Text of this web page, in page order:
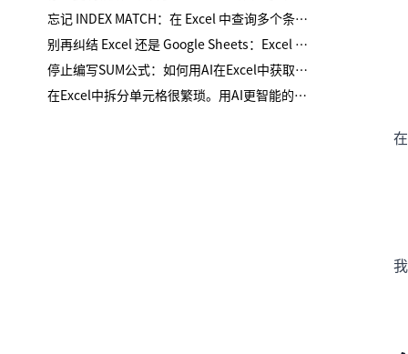
忘记 INDEX MATCH：在 Excel 中查询多个条件的最简方法
别再纠结 Excel 还是 Google Sheets：Excel AI 才是真正的变革者
停止编写SUM公式：如何用AI在Excel中获取总计
在Excel中拆分单元格很繁琐。用AI更智能的方法。